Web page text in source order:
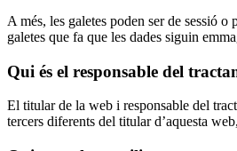
A més, les galetes poden ser de sessió
galetes que fa que les dades siguin
Qui és el responsable del
El titular de la web i responsable del
tercers diferents del titular d’aquesta